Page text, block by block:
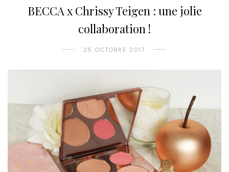
BECCA x Chrissy Teigen : une jolie
collaboration !
25 OCTOBRE 2017